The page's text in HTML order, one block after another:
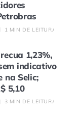
1 MIN DE LEITURA
1,23%,
indicativo
na Selic;
5,10
3 MIN DE LEITURA